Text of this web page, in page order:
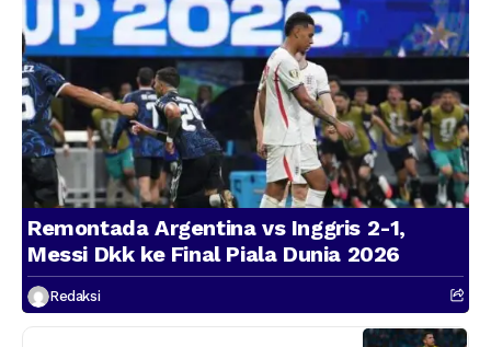
Remontada Argentina vs Inggris 2-1,
Messi Dkk ke Final Piala Dunia 2026
Redaksi